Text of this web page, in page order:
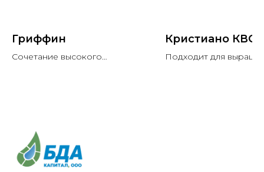
Гриффин
Сочетание высокого
Кристиано КВС
Подходит для